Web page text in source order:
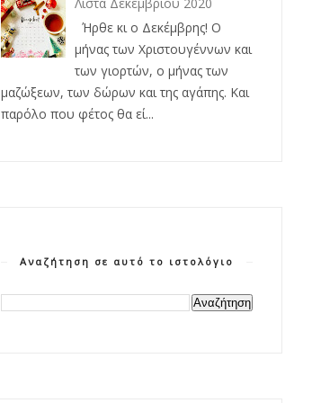
Ήρθε κι ο Δεκέμβρης! Ο
μήνας των Χριστουγέννων και
των γιορτών, ο μήνας των
μαζώξεων, των δώρων και της αγάπης. Και
παρόλο που φέτος θα εί...
Αναζήτηση σε αυτό το ιστολόγιο